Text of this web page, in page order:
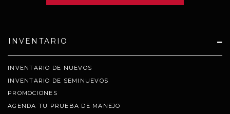
INVENTARIO
INVENTARIO DE NUEVOS
INVENTARIO DE SEMINUEVOS
PROMOCIONES
AGENDA TU PRUEBA DE MANEJO